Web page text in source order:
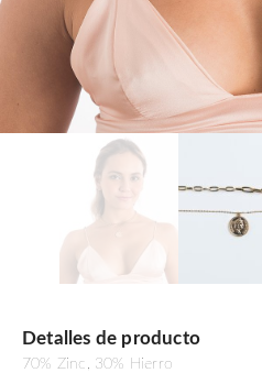
Detalles de producto
70% Zinc, 30% Hierro